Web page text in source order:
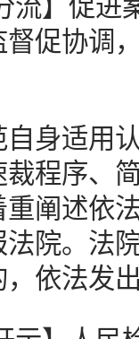
】促进
促协调
适用认
程序、
阐述依
院。法
依法发